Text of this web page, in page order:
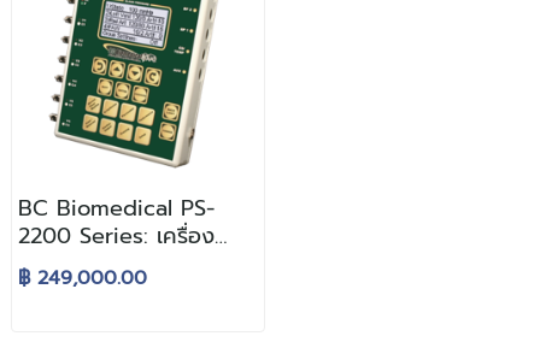
BC Biomedical PS-
2200 Series: เครื่อง
วิเคราะห์ประสิทธิภาพ
เครื่องวัดสัญญาณชีพ
฿ 249,000.00